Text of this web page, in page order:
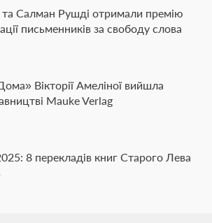
та Салман Рушді отримали премію
письменників за свободу слова
Вікторії Амеліної вийшла
Mauke Verlag
8 перекладів книг Старого Лева